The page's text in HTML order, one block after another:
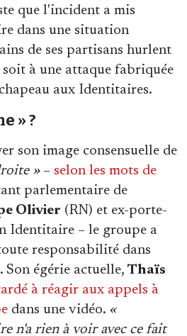
que l'incident a mis
dans une situation
de ses partisans hurlent
soit à une attaque fabriquée
aux Identitaires.
» ?
son image consensuelle de
»– selon les mots de
parlementaire de
Olivier (RN) et ex-porte-
Identitaire – le groupe a
responsabilité dans
égérie actuelle, Thaïs
à réagir aux appels à
dans une vidéo. «
n'a rien à voir avec ce fait